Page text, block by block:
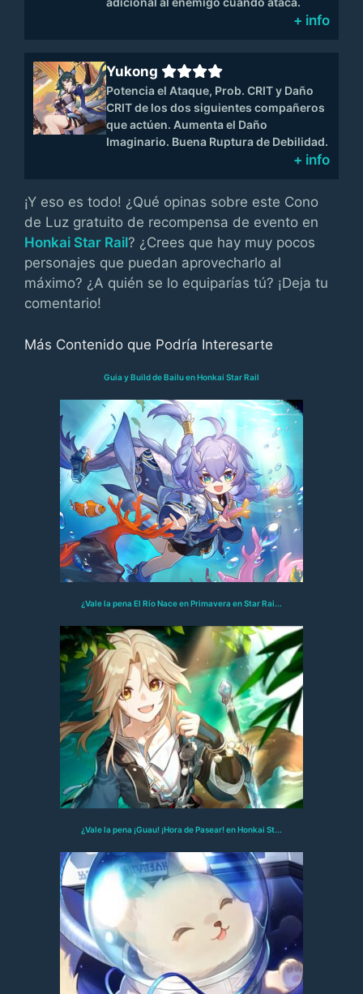
+ info
Yukong
Potencia el Ataque, Prob. CRIT y Daño
CRIT de los dos siguientes compañeros
que actúen. Aumenta el Daño
Imaginario. Buena Ruptura de Debilidad.
+ info
¡Y eso es todo! ¿Qué opinas sobre este Cono
de Luz gratuito de recompensa de evento en
Honkai Star Rail? ¿Crees que hay muy pocos
personajes que puedan aprovecharlo al
máximo? ¿A quién se lo equiparías tú? ¡Deja tu
comentario!
Más Contenido que Podría Interesarte
Guia y Build de Bailu en Honkai Star Rail
¿Vale la pena El Río Nace en Primavera en Star Rai...
¿Vale la pena ¡Guau! ¡Hora de Pasear! en Honkai St...